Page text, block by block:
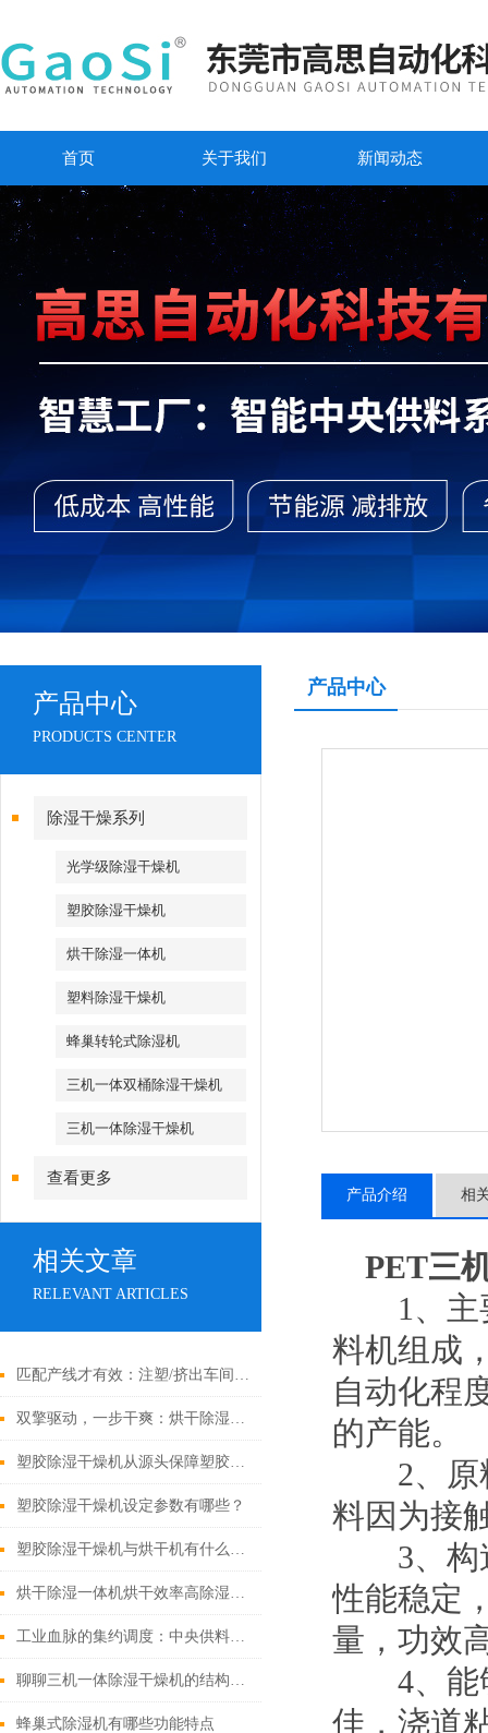
首页 关于我们 新闻动态
产品中心
PRODUCTS CENTER
除湿干燥系列
光学级除湿干燥机
塑胶除湿干燥机
烘干除湿一体机
塑料除湿干燥机
蜂巢转轮式除湿机
三机一体双桶除湿干燥机
三机一体除湿干燥机
查看更多
相关文章
RELEVANT ARTICLES
匹配产线才有效：注塑/挤出车间中央供料系统选型策略与工艺校核
双擎驱动，一步干爽：烘干除湿一体机，高效能干燥的集成解决方案
塑胶除湿干燥机从源头保障塑胶制品品质
塑胶除湿干燥机设定参数有哪些？
塑胶除湿干燥机与烘干机有什么区别？
烘干除湿一体机烘干效率高除湿效果好
工业血脉的集约调度：中央供料系统的气力输送原理与产线协同逻辑
聊聊三机一体除湿干燥机的结构与配置特点
蜂巢式除湿机有哪些功能特点
产品中心
产品介绍 相
PET三
1、主要
料机组成
自动化程
的产能。
2、原料
料因为接
3、构造
性能稳定
量，功效
4、能够
佳，浇道